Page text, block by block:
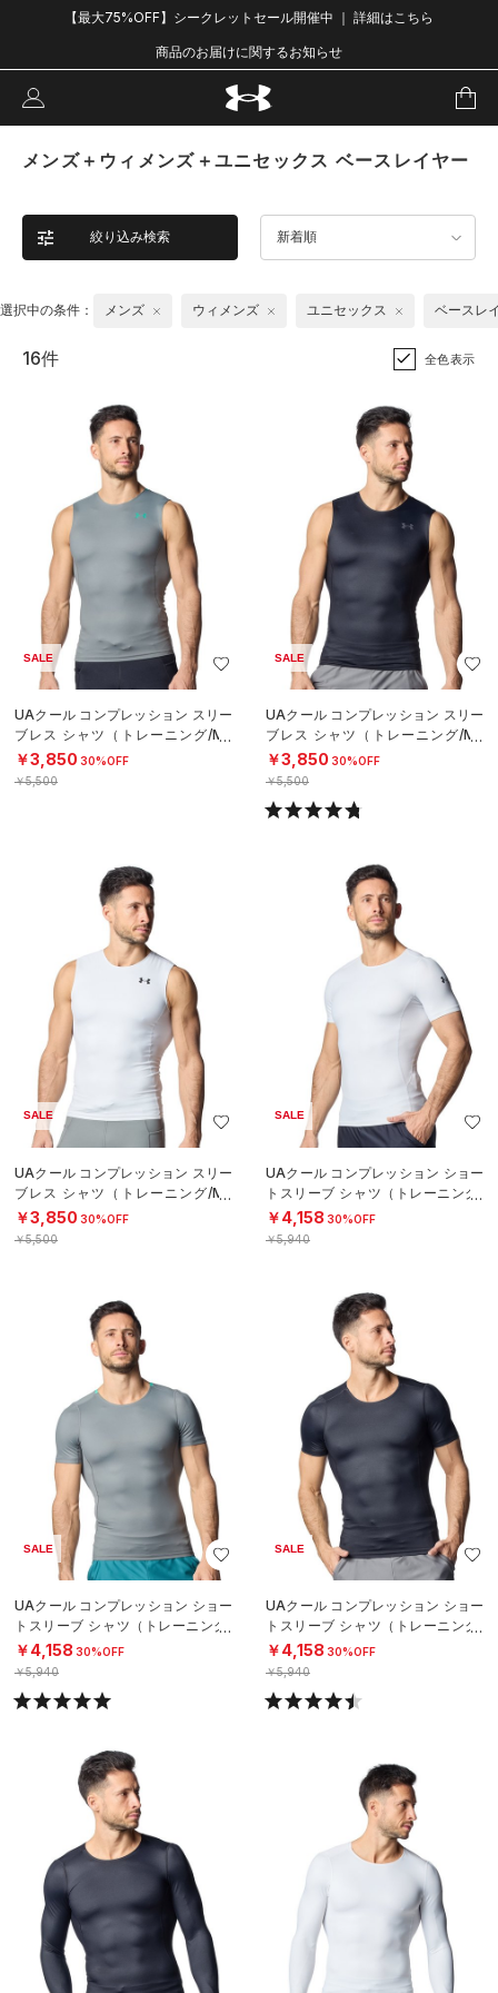
【最大75%OFF】シークレットセール開催中 ｜ 詳細はこちら
商品のお届けに関するお知らせ
メンズ＋ウィメンズ＋ユニセックス ベースレイヤー
絞り込み検索 新着順
選択中の条件： メンズ ウィメンズ ユニセックス ベースレ
16件 全色表示
SALE
UAクール コンプレッション スリー
ブレス シャツ（トレーニング/ME
N）
￥3,850 30%OFF
￥5,500
SALE
UAクール コンプレッション スリー
ブレス シャツ（トレーニング/ME
N）
￥3,850 30%OFF
￥5,500
SALE
UAクール コンプレッション スリー
ブレス シャツ（トレーニング/ME
N）
￥3,850 30%OFF
￥5,500
SALE
UAクール コンプレッション ショー
トスリーブ シャツ（トレーニング/
MEN）
￥4,158 30%OFF
￥5,940
SALE
UAクール コンプレッション ショー
トスリーブ シャツ（トレーニング/
MEN）
￥4,158 30%OFF
￥5,940
SALE
UAクール コンプレッション ショー
トスリーブ シャツ（トレーニング/
MEN）
￥4,158 30%OFF
￥5,940